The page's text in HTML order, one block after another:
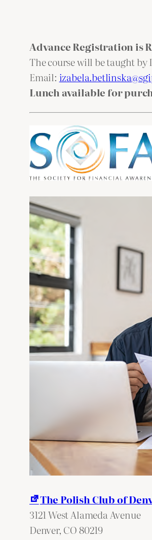
Advance Registration is
The course will be taught
Email:
Lunch available for
The Polish Club of
3121 West Alameda Avenue
Denver, CO80219